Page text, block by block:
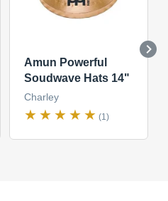
Amun Powerful
Soudwave Hats 14"
Charley
(1)